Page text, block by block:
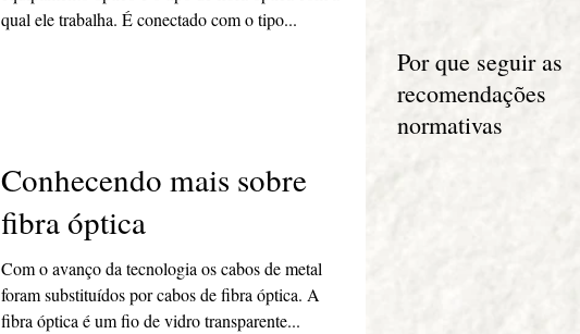
qual ele trabalha. É conectado com o tipo...
Conhecendo mais sobre
fibra óptica
Com o avanço da tecnologia os cabos de metal
foram substituídos por cabos de fibra óptica. A
fibra óptica é um fio de vidro transparente...
Por que seguir as
recomendações
normativas